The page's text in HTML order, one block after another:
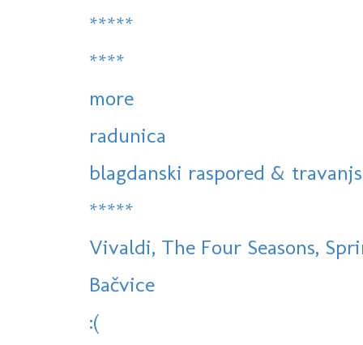
*****
****
more
radunica
blagdanski raspored &
*****
Vivaldi, The Four Seasons,
Bačvice
:(